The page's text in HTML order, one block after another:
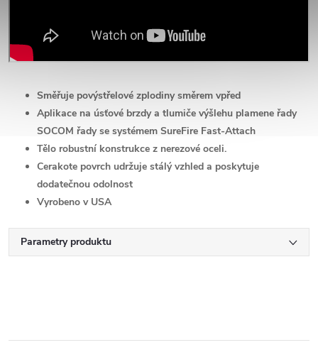
Směřuje povýstřelové zplodiny směrem vpřed
Aplikace na úsťové brzdy a tlumiče výšlehu plamene řady
SOCOM řadyse systémem SureFire Fast-Attach
Tělo robustní konstrukce z nerezové oceli.
Cerakote povrch udržuje stálý vzhled a poskytuje
dodatečnou odolnost
Vyrobeno v USA
Parametry produktu